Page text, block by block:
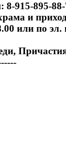
8-915-895-
и
или по эл.